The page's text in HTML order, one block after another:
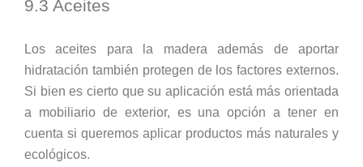
9.3 Aceites
Los aceites para la madera además de aportar
hidratación también protegen de los factores externos.
Si bien es cierto que su aplicación está más orientada
a mobiliario de exterior, es una opción a tener en
cuenta si queremos aplicar productos más naturales y
ecológicos.